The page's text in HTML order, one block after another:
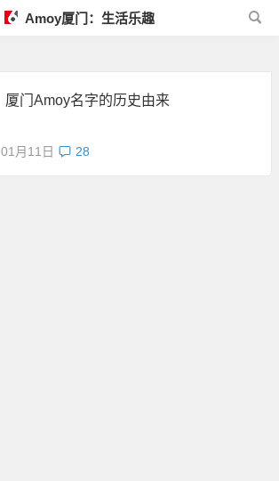
Amoy厦门：生活乐趣
厦门Amoy名字的历史由来
01月11日 28